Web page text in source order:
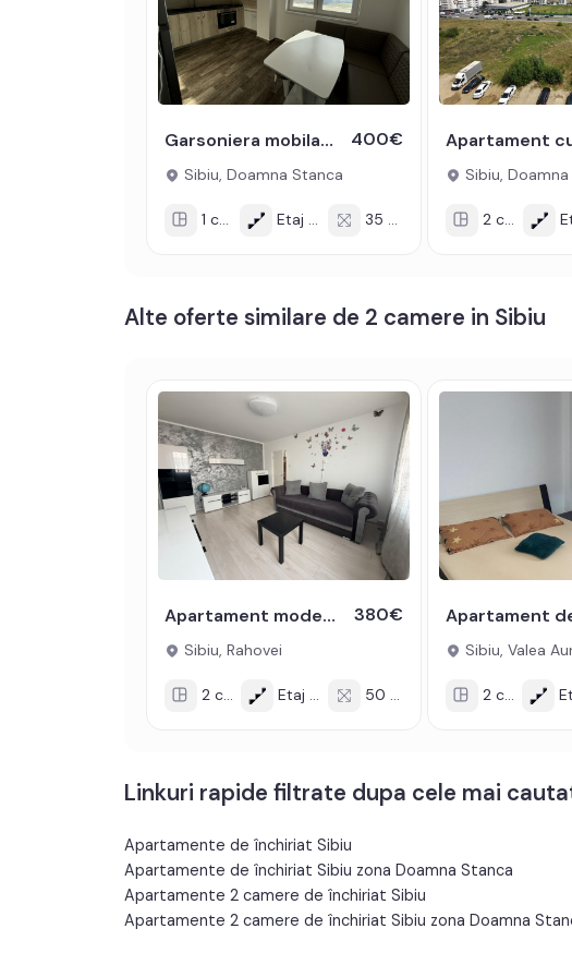
Incalzirea se realizeaza prin centrala proprie, calorifere
Pentru a se inchiria acest apartament se achita
. Specificați telefonic codul de oferta /
Garsoniera mobilata utilata 35 mp cu loc de parcare zona Doamna Stanca 400€
Sibiu, Doamna Stanca
1 cam Etaj 6/8 35 mp
Sibiu,
2 cam
Alte oferte similare de 2 camere in Sibiu
Apartament modern semidecomandat de inchiriat cu 2 camere zona Rahovei 380€
Sibiu, Rahovei
2 cam Etaj 4/4 50 mp
Sibiu, Valea
2 cam
Linkuri rapide filtrate dupa cele mai
Apartamente de închiriat Sibiu
Apartamente de închiriat Sibiu zona Doamna Stanca
Apartamente 2 camere de închiriat Sibiu
Apartamente 2 camere de închiriat Sibiu zona Doamna